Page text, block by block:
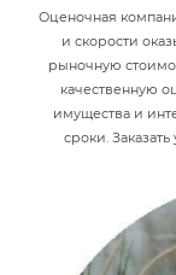
Оценочная
и скорости
рыночную
качественную
имущества и
сроки.